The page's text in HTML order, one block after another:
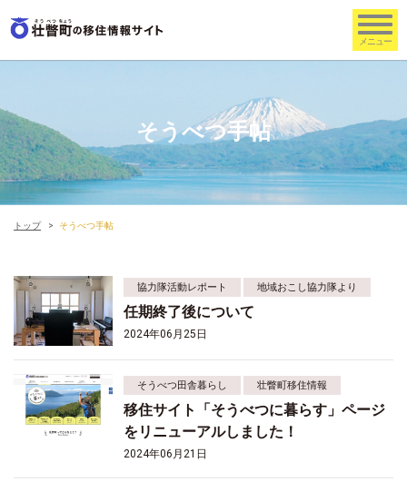
そうべつ手帖
トップ そうべつ手帖
協力隊活動レポート 地域おこし協力隊より
任期終了後について
2024年06月25日
そうべつ田舎暮らし 壮瞥町移住情報
移住サイト「そうべつに暮らす」ページ
をリニューアルしました！
2024年06月21日